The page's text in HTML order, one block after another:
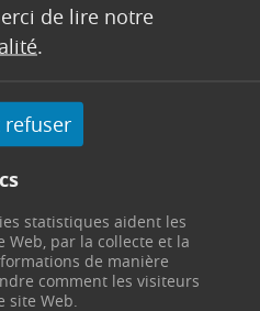
de lire notre
.
refuser
statistiques aident les
par la collecte et la
de manière
comment les visiteurs
site Web.